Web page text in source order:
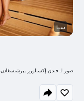
سبا
صور لـ فندق إكسبلورر بيرشتسغادن